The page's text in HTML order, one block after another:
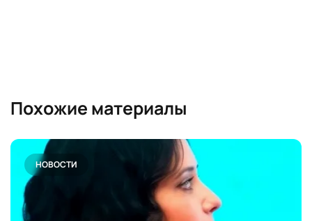
Похожие материалы
НОВОСТИ